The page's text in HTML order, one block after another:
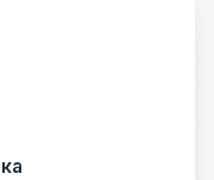
на запчасти в